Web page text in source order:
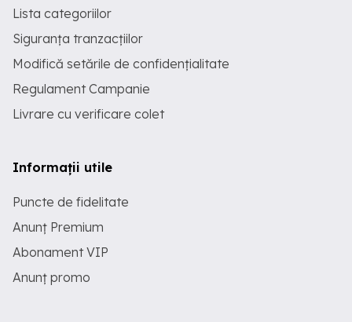
Lista categoriilor
Siguranța tranzacțiilor
Modifică setările de confidențialitate
Regulament Campanie
Livrare cu verificare colet
Informații utile
Puncte de fidelitate
Anunț Premium
Abonament VIP
Anunț promo